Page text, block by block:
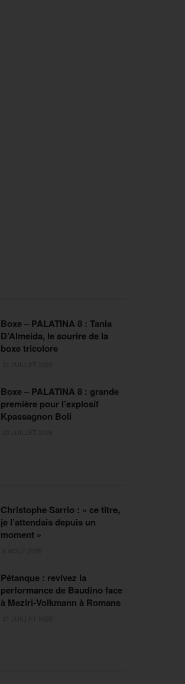
Boxe – PALATINA 8 : Tania
D’Almeida, le sourire de la
boxe tricolore
Boxe – PALATINA 8 : grande
première pour l’explosif
Kpassagnon Boli
Christophe Sarrio : « ce titre,
je l’attendais depuis un
moment »
Pétanque : revivez la
performance de Baudino face
à Meziri-Volkmann à Romans